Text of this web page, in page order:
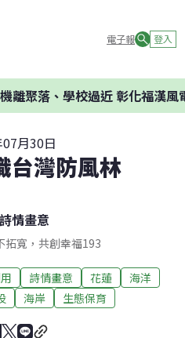
電子報 登入
聚落、學校過近 彰化福漢風
月30日
台灣防風林
詩情畫意
拓寬，共創幸福193
詩情畫意 花蓮
海洋
海岸 生態保育